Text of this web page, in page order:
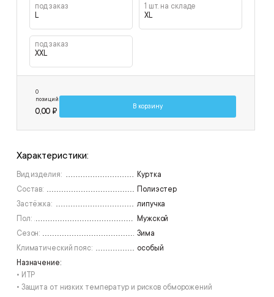
под заказ
L
1 шт. на складе
XL
под заказ
XXL
0
позиций
0,00 ₽
В корзину
Характеристики:
Вид изделия:
Куртка
Состав:
Полиэстер
Застёжка:
липучка
Пол:
Мужской
Сезон:
Зима
Климатический пояс:
особый
Назначение:
• ИТР
• Защита от низких температур и рисков обморожений